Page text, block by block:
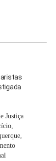
Justiça